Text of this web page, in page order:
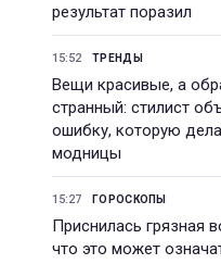
результат поразил
15:52 ТРЕНДЫ
Вещи красивые, а
странный: стилист
ошибку, которую
модницы
15:27 ГОРОСКОПЫ
Приснилась грязная
что это может